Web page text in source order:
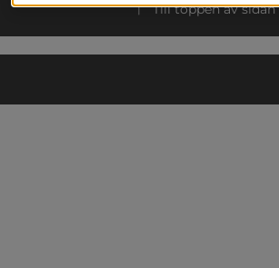
Till toppen av sidan